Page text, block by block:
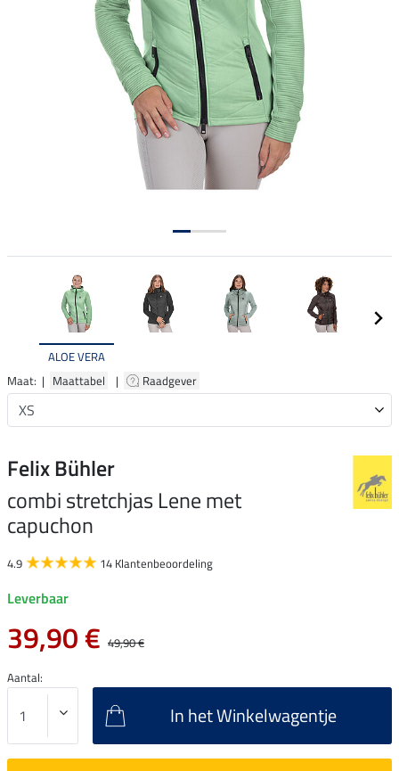
ALOE VERA
Maat: | Maattabel | Raadgever
Felix Bühler
combi stretchjas Lene met
capuchon
4.9 14 Klantenbeoordeling
Leverbaar
39,90 € 49,90 €
Aantal:
In het Winkelwagentje